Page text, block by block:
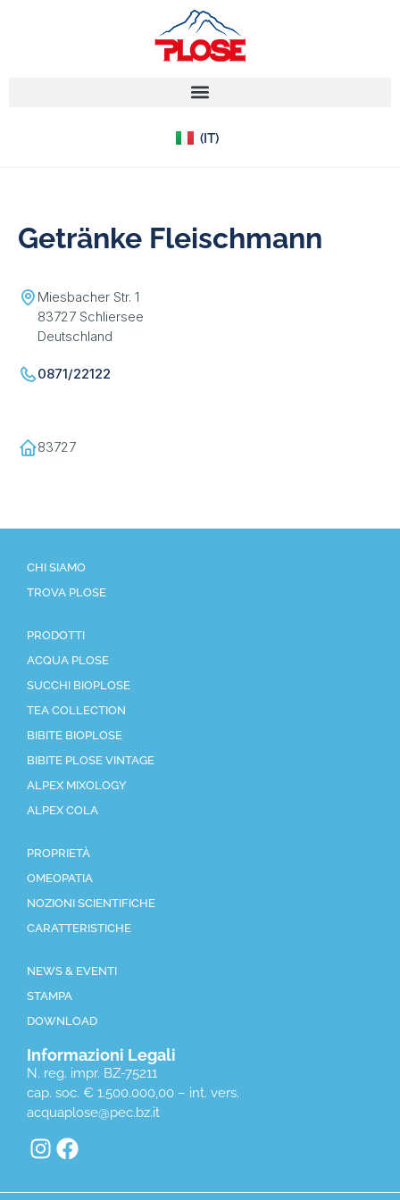
(IT)
(EN)
(DE)
Getränke Fleischmann
Miesbacher Str. 1
83727 Schliersee
Deutschland
0871/22122
83727
CHI SIAMO
TROVA PLOSE
PRODOTTI
ACQUA PLOSE
SUCCHI BIOPLOSE
TEA COLLECTION
BIBITE BIOPLOSE
BIBITE PLOSE VINTAGE
ALPEX MIXOLOGY
ALPEX COLA
PROPRIETÀ
OMEOPATIA
NOZIONI SCIENTIFICHE
CARATTERISTICHE
NEWS & EVENTI
STAMPA
DOWNLOAD
Informazioni Legali
N. reg. impr. BZ-75211
cap. soc. € 1.500.000,00 – int. vers.
acquaplose@pec.bz.it